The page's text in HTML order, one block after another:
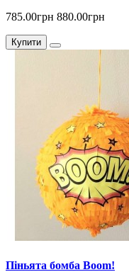
785.00грн 880.00грн
Купити
Піньята бомба Boom!